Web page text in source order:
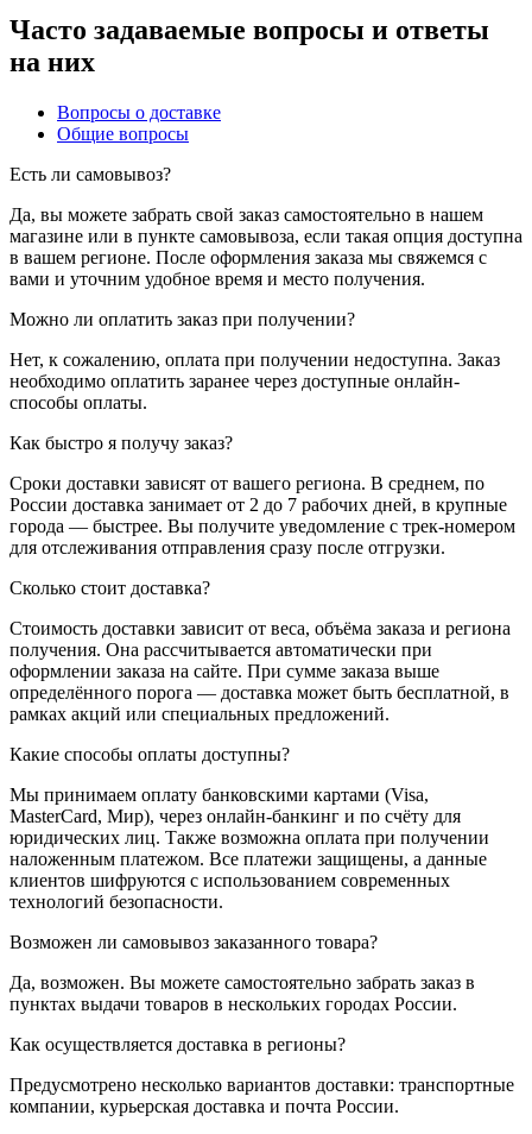
Часто задаваемые вопросы и ответы
на них
Вопросы о доставке
Общие вопросы
Есть ли самовывоз?
Да, вы можете забрать свой заказ самостоятельно в нашем
магазине или в пункте самовывоза, если такая опция доступна
в вашем регионе. После оформления заказа мы свяжемся с
вами и уточним удобное время и место получения.
Можно ли оплатить заказ при получении?
Нет, к сожалению, оплата при получении недоступна. Заказ
необходимо оплатить заранее через доступные онлайн-
способы оплаты.
Как быстро я получу заказ?
Сроки доставки зависят от вашего региона. В среднем, по
России доставка занимает от 2 до 7 рабочих дней, в крупные
города — быстрее. Вы получите уведомление с трек-номером
для отслеживания отправления сразу после отгрузки.
Сколько стоит доставка?
Стоимость доставки зависит от веса, объёма заказа и региона
получения. Она рассчитывается автоматически при
оформлении заказа на сайте. При сумме заказа выше
определённого порога — доставка может быть бесплатной, в
рамках акций или специальных предложений.
Какие способы оплаты доступны?
Мы принимаем оплату банковскими картами (Visa,
MasterCard, Мир), через онлайн-банкинг и по счёту для
юридических лиц. Также возможна оплата при получении
наложенным платежом. Все платежи защищены, а данные
клиентов шифруются с использованием современных
технологий безопасности.
Возможен ли самовывоз заказанного товара?
Да, возможен. Вы можете самостоятельно забрать заказ в
пунктах выдачи товаров в нескольких городах России.
Как осуществляется доставка в регионы?
Предусмотрено несколько вариантов доставки: транспортные
компании, курьерская доставка и почта России.